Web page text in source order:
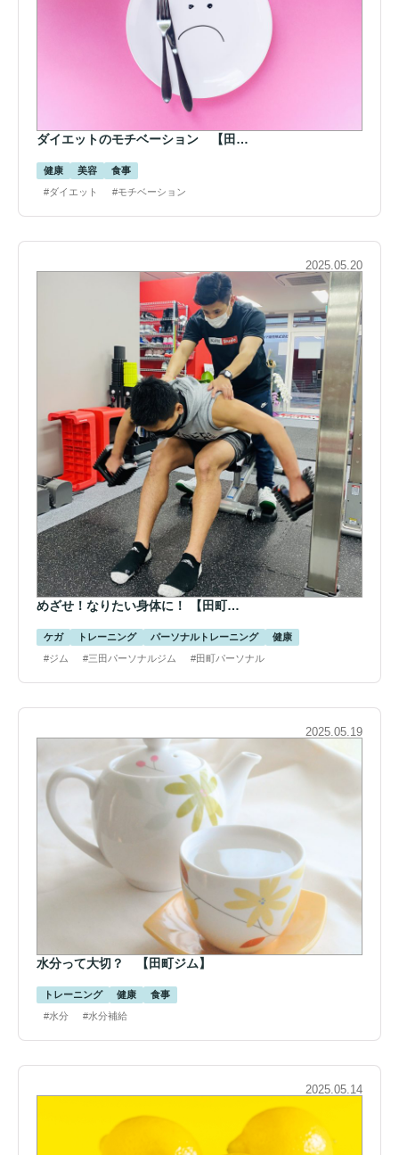
ダイエットのモチベーション 【田…
健康 美容
食事
#ダイエット
#モチベーション
2025.05.20
めざせ！なりたい身体に！ 【田町…
ケガ トレーニング パーソナルトレーニング
健康
#ジム
#三田パーソナルジム #田町パーソナル
2025.05.19
水分って大切？ 【田町ジム】
トレーニング 健康
食事
#水分
#水分補給
2025.05.14